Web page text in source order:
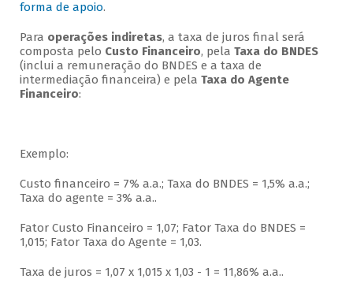
forma de apoio.
Para operações indiretas, a taxa de juros final será
composta pelo Custo Financeiro, pela Taxa do BNDES
(inclui a remuneração do BNDES e a taxa de
intermediação financeira) e pela Taxa do Agente
Financeiro:
Exemplo:
Custo financeiro = 7% a.a.; Taxa do BNDES = 1,5% a.a.;
Taxa do agente = 3% a.a..
Fator Custo Financeiro = 1,07; Fator Taxa do BNDES =
1,015; Fator Taxa do Agente = 1,03.
Taxa de juros = 1,07 x 1,015 x 1,03 - 1 = 11,86% a.a..